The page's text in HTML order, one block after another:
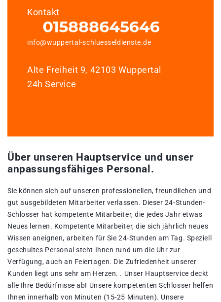
Kontakt
info@wuppertal-schluesseldienste.de
Alte Freiheit 9, 42103 Wuppertal
24h Service
Über unseren Hauptservice und unser
anpassungsfähiges Personal.
Sie können sich auf unseren professionellen, freundlichen und
gut ausgebildeten Mitarbeiter verlassen. Dieser 24-Stunden-
Schlosser hat kompetente Mitarbeiter, die jedes Jahr etwas
Neues lernen. Kompetente Mitarbeiter, die sich jährlich neues
Wissen aneignen, arbeiten für Sie 24-Stunden am Tag. Speziell
geschultes Personal steht Ihnen rund um die Uhr zur
Verfügung, auch an Feiertagen. Die Zufriedenheit unserer
Kunden liegt uns sehr am Herzen. . Unser Hauptservice deckt
alle Ihre Bedürfnisse ab! Unsere kompetenten Schlosser helfen
Ihnen innerhalb von Minuten (15-25 Minuten). Unsere